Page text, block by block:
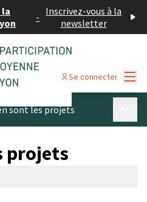
- Inscrivez-vous à la
newsletter
Se connecter
sont les projets
projets